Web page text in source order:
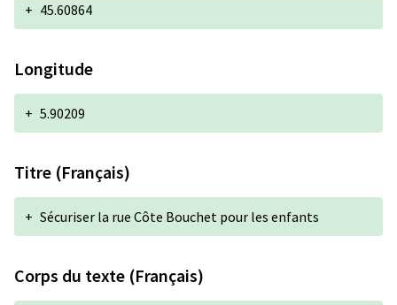
+ 45.60864
Longitude
+ 5.90209
Titre (Français)
+ Sécuriser la rue Côte Bouchet pour les enfants
Corps du texte (Français)